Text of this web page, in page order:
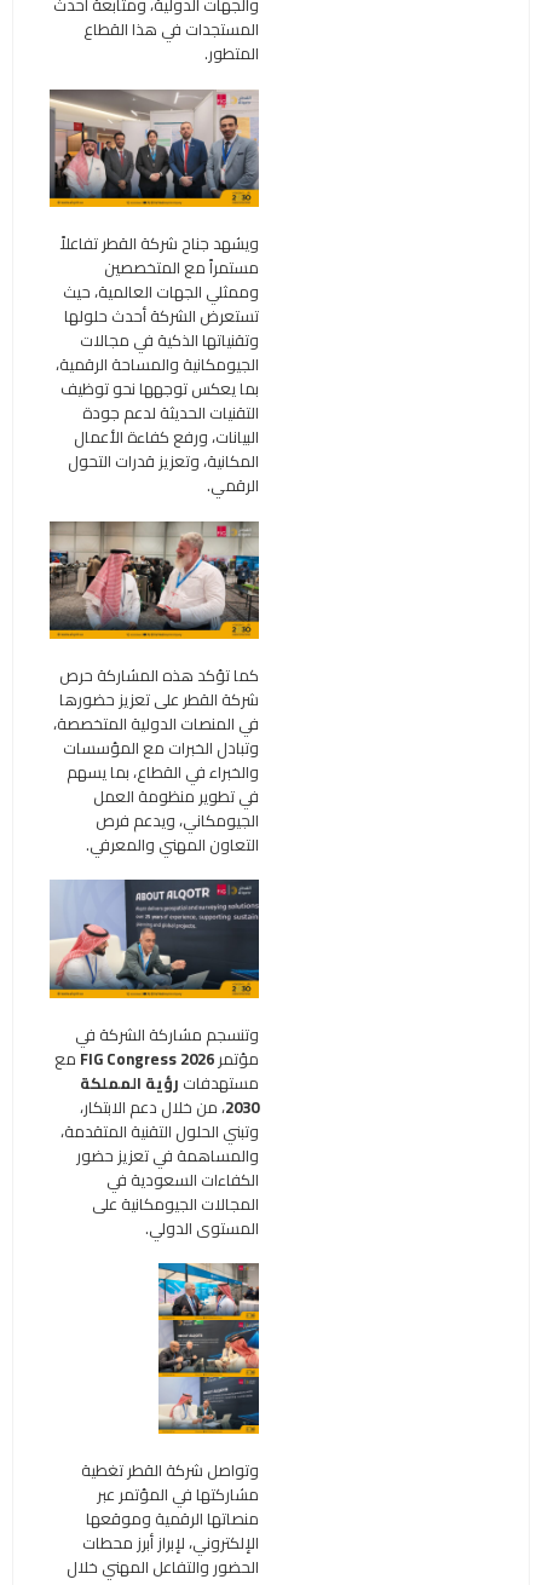
المستجدات في هذا القطاع
المتطور.
ويشهد جناح شركة القطر تفاعلاً
مستمراً مع المتخصصين
وممثلي الجهات العالمية، حيث
تستعرض الشركة أحدث حلولها
وتقنياتها الذكية في مجالات
الجيومكانية والمساحة الرقمية،
بما يعكس توجهها نحو توظيف
التقنيات الحديثة لدعم جودة
البيانات، ورفع كفاءة الأعمال
المكانية، وتعزيز قدرات التحول
الرقمي.
كما تؤكد هذه المشاركة حرص
شركة القطر على تعزيز حضورها
في المنصات الدولية المتخصصة،
وتبادل الخبرات مع المؤسسات
والخبراء في القطاع، بما يسهم
في تطوير منظومة العمل
الجيومكاني، ويدعم فرص
التعاون المهني والمعرفي.
وتنسجم مشاركة الشركة في
مؤتمرFIG Congress 2026 مع
مستهدفات رؤية المملكة
2030، من خلال دعم الابتكار،
وتبني الحلول التقنية المتقدمة،
والمساهمة في تعزيز حضور
الكفاءات السعودية في
المجالات الجيومكانية على
المستوى الدولي.
وتواصل شركة القطر تغطية
مشاركتها في المؤتمر عبر
منصاتها الرقمية وموقعها
الإلكتروني، لإبراز أبرز محطات
الحضور والتفاعل المهني خلال